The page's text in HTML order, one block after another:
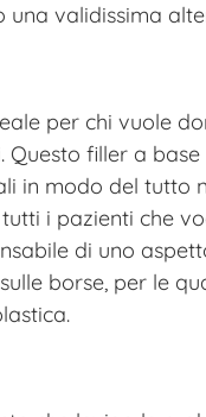
una validissima
per chi vuole
Questo filler a
in modo del tutto
i pazienti che
di uno
borse, per le